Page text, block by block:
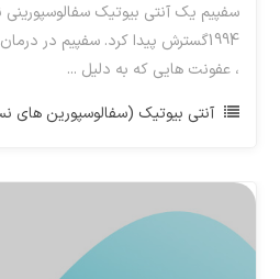
سفپیم یک آنتی بیوتیک
1994گسترش پیدا کرد. سفپیم در
، عفونت هایی که به دلیل ...
آنتی بیوتیک (سفالوسپورین های